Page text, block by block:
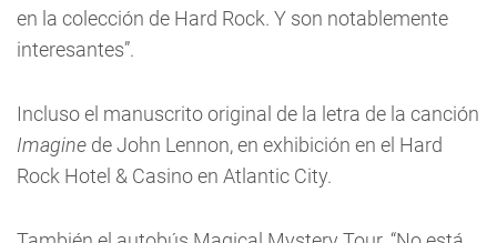
en la colección de Hard Rock. Y son notablemente
interesantes”.
Incluso el manuscrito original de la letra de la canción
Imagine de John Lennon, en exhibición en el Hard
Rock Hotel & Casino en Atlantic City.